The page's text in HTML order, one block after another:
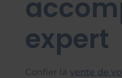
expert
Confier la vente de